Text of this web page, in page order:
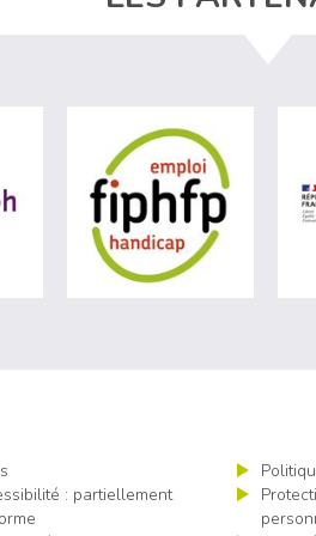
du travail (nouvelle fenêtre)
visiter les site de Agefiph (nouvelle
visiter
: partiellement